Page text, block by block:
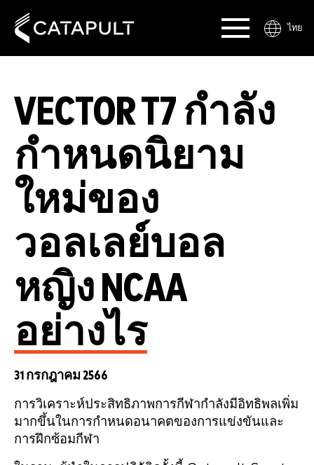
ไทย
VECTOR T7 กำลัง
กำหนดนิยาม
ใหม่ของ
วอลเลย์บอล
หญิง NCAA
อย่างไร
31 กรกฎาคม 2566
การวิเคราะห์ประสิทธิภาพการกีฬากำลังมีอิทธิพลเพิ่ม
มากขึ้นในการกำหนดอนาคตของการแข่งขันและ
การฝึกซ้อมกีฬา